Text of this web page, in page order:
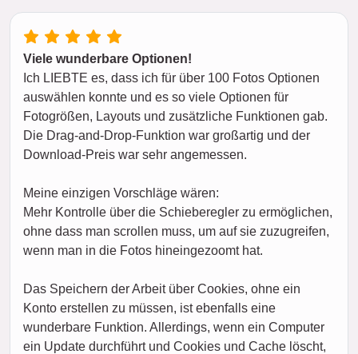
Viele wunderbare Optionen!
Ich LIEBTE es, dass ich für über 100 Fotos Optionen
auswählen konnte und es so viele Optionen für
Fotogrößen, Layouts und zusätzliche Funktionen gab.
Die Drag-and-Drop-Funktion war großartig und der
Download-Preis war sehr angemessen.
Meine einzigen Vorschläge wären:
Mehr Kontrolle über die Schieberegler zu ermöglichen,
ohne dass man scrollen muss, um auf sie zuzugreifen,
wenn man in die Fotos hineingezoomt hat.
Das Speichern der Arbeit über Cookies, ohne ein
Konto erstellen zu müssen, ist ebenfalls eine
wunderbare Funktion. Allerdings, wenn ein Computer
ein Update durchführt und Cookies und Cache löscht,